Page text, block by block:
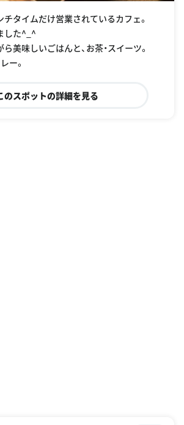
タイムだけ営業されているカフェ。
した^_^
美味しいごはんと、お茶・スイーツ。
ー。
のスポットの詳細を見る